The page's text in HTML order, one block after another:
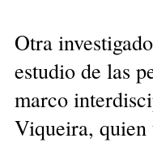
Otra
estudio de las
marco
Viqueira, quien